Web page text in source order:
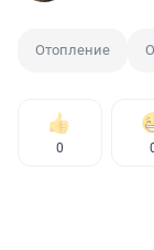
Отопление
0